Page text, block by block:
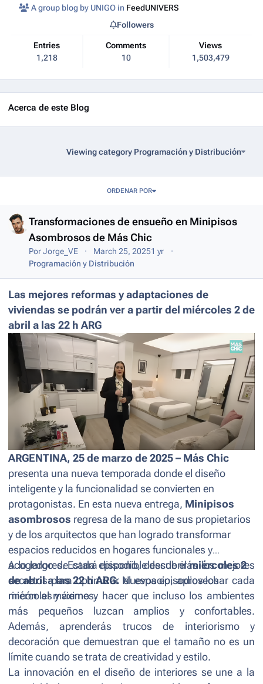
A group blog by UNIGO in FeedUNIVERS
Entries
1,218
Comments
10
Views
1,503,479
Followers
Acerca de este Blog
Viewing category Programación y Distribución
ORDENAR POR
Transformaciones de ensueño en Minipisos
Asombrosos de Más Chic
PorJorge_VE March 25, 20251 yr
Programación y Distribución
Las mejores reformas y adaptaciones de
viviendas se podrán ver a partir del miércoles 2 de
abril a las 22 h ARG
ARGENTINA, 25 de marzo de 2025 – Más Chic
presenta una nueva temporada donde el diseño
inteligente y la funcionalidad se convierten en
protagonistas. En esta nueva entrega, Minipisos
asombrosos regresa de la mano de sus propietarios
y de los arquitectos que han logrado transformar
espacios reducidos en hogares funcionales y
acogedores. Estará disponible desde elmiércoles 2
de abril a las 22 h ARG. Nuevos episodios los
miércoles y viernes.
A lo largo de cada episodio, descubrirás los mejores
secretos para optimizar el espacio, aprovechar cada
rincón al máximo y hacer que incluso los ambientes
más pequeños luzcan amplios y confortables.
Además, aprenderás trucos de interiorismo y
decoración que demuestran que el tamaño no es un
límite cuando se trata de creatividad y estilo.
La innovación en el diseño de interiores se une a la